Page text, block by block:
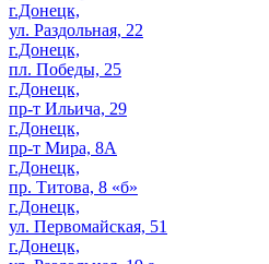
г.Донецк,
ул. Раздольная, 22
г.Донецк,
пл. Победы, 25
г.Донецк,
пр-т Ильича, 29
г.Донецк,
пр-т Мира, 8А
г.Донецк,
пр. Титова, 8 «б»
г.Донецк,
ул. Первомайская, 51
г.Донецк,